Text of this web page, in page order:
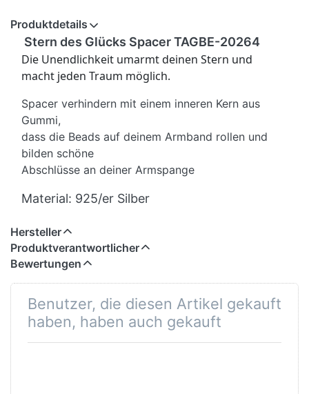
Produktdetails
Stern des Glücks Spacer TAGBE-20264
Die Unendlichkeit umarmt deinen Stern und
macht jeden Traum möglich.
Spacer verhindern mit einem inneren Kern aus
Gummi,
dass die Beads auf deinem Armband rollen und
bilden schöne
Abschlüsse an deiner Armspange
Material: 925/er Silber
Hersteller
Produktverantwortlicher
Bewertungen
Benutzer, die diesen Artikel gekauft
haben, haben auch gekauft